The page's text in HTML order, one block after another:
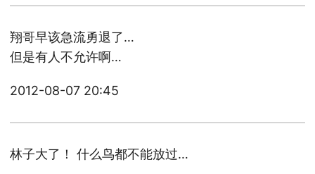
翔哥早该急流勇退了…
但是有人不允许啊…
2012-08-07 20:45
林子大了！ 什么鸟都不能放过…